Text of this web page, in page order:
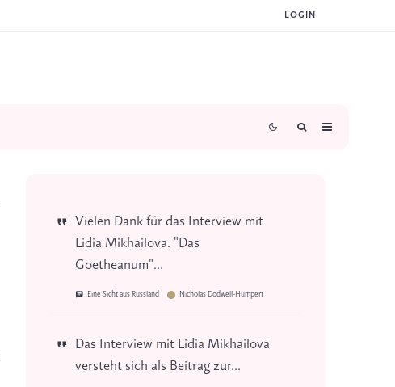
LOGIN
Vielen Dank für das Interview mit
Lidia Mikhailova. "Das
Goetheanum"...
Eine Sicht aus Russland Nicholas Dodwell-Humpert
Das Interview mit Lidia Mikhailova
versteht sich als Beitrag zur...